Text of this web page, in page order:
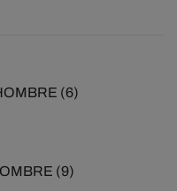
(6)
(9)